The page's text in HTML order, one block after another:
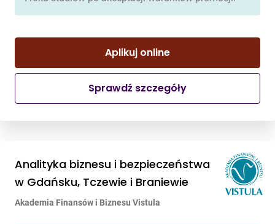
Aplikuj online
Sprawdź szczegóły
Analityka biznesu i bezpieczeństwa
w Gdańsku, Tczewie i Braniewie
Akademia Finansów i Biznesu Vistula